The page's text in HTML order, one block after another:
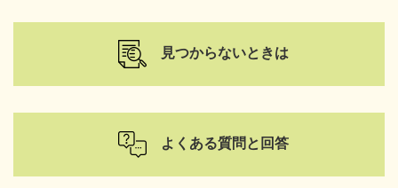
見つからないときは
よくある質問と回答